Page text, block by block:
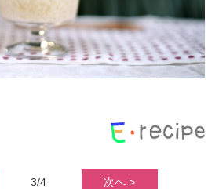
3/4 次へ >